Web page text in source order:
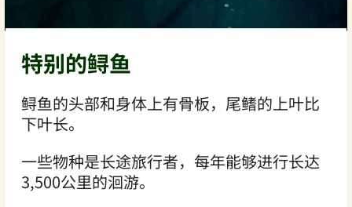
特别的鲟鱼
鲟鱼的头部和身体上有骨板，尾鳍的上叶比
下叶长。
一些物种是长途旅行者，每年能够进行长达
3,500公里的洄游。